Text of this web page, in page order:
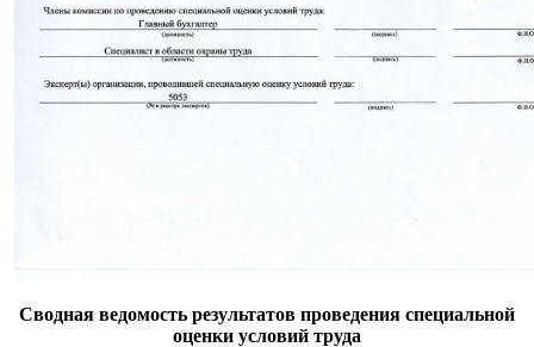
Сводная ведомость результатов проведения специальной
оценки условий труда